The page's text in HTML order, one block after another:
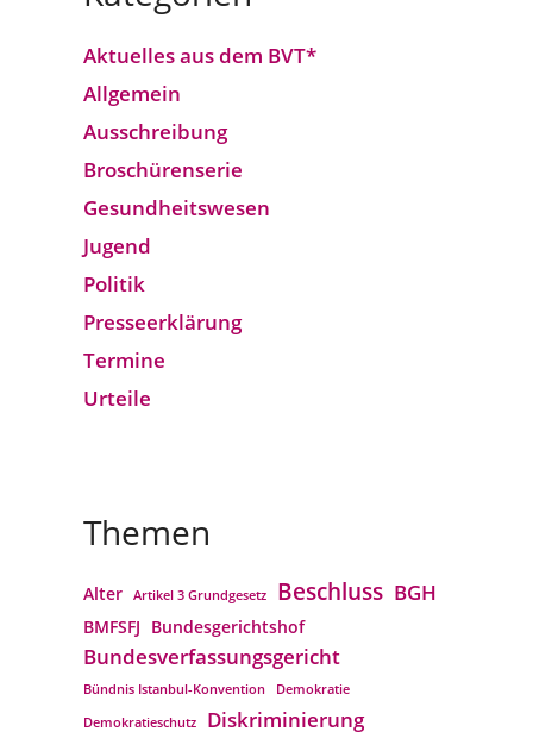
Aktuelles aus dem BVT*
Allgemein
Ausschreibung
Broschürenserie
Gesund­heits­wesen
Jugend
Politik
Presseerklärung
Termine
Urteile
Themen
Alter Artikel 3 Grundgesetz Beschluss BGH
BMFSFJ Bundesgerichtshof
Bundesverfassungs­gericht
Bündnis Istanbul-Konvention
Demokratie
Demokratieschutz
Diskriminierung